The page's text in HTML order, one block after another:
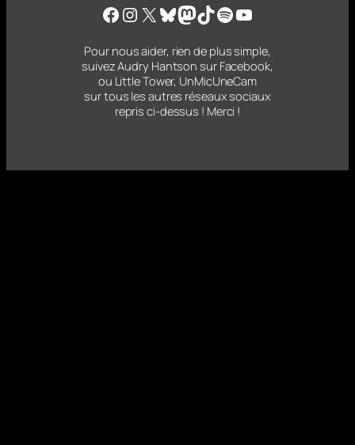
Facebook
Instagram
X Bluesky
Mastodon
TikTok
Spotify
YouTube
Pour nous aider, rien de plus simple,
suivez Audry Hantson sur Facebook,
ou Little Tower, UnMicUneCam
sur tous les autres réseaux sociaux
repris ci-dessus ! Merci !